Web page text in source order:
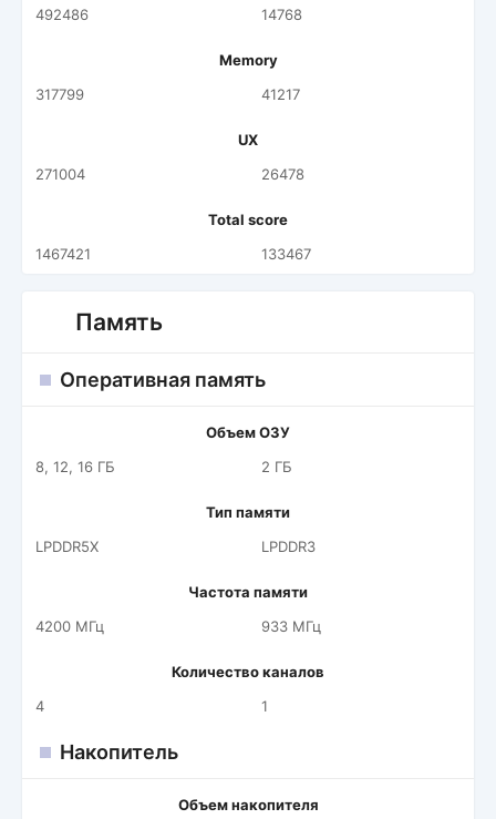
492486
14768
Memory
317799
41217
UX
271004
26478
Total score
1467421
133467
Память
Оперативная память
Объем ОЗУ
8, 12, 16 ГБ
2 ГБ
Тип памяти
LPDDR5X
LPDDR3
Частота памяти
4200 МГц
933 МГц
Количество каналов
4
1
Накопитель
Объем накопителя